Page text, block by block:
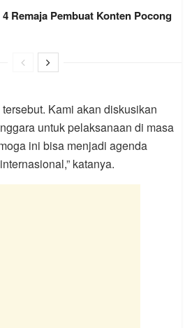
Remaja Pembuat Konten Pocong
Kami akan diskusikan
untuk pelaksanaan di masa
ini bisa menjadi agenda
katanya.